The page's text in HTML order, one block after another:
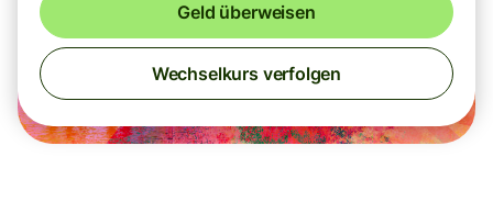
Geld überweisen
Wechselkurs verfolgen